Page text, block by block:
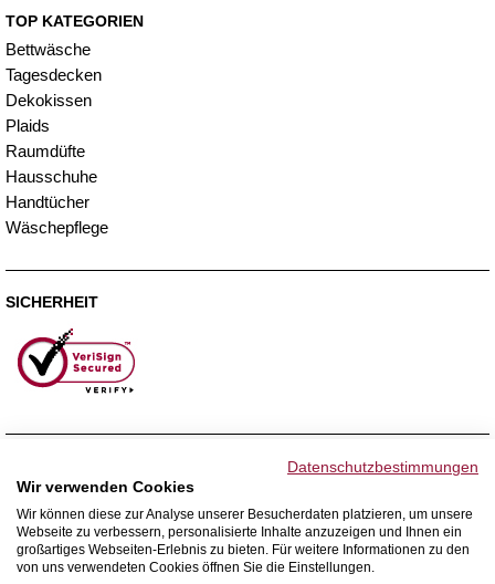
TOP KATEGORIEN
Bettwäsche
Tagesdecken
Dekokissen
Plaids
Raumdüfte
Hausschuhe
Handtücher
Wäschepflege
SICHERHEIT
WIR VERSENDEN MIT
Datenschutzbestimmungen
Wir verwenden Cookies
Wir können diese zur Analyse unserer Besucherdaten platzieren, um unsere
Webseite zu verbessern, personalisierte Inhalte anzuzeigen und Ihnen ein
großartiges Webseiten-Erlebnis zu bieten. Für weitere Informationen zu den
von uns verwendeten Cookies öffnen Sie die Einstellungen.